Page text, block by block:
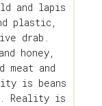
and lapis
plastic,
drab.
honey,
meat and
is beans
Reality is